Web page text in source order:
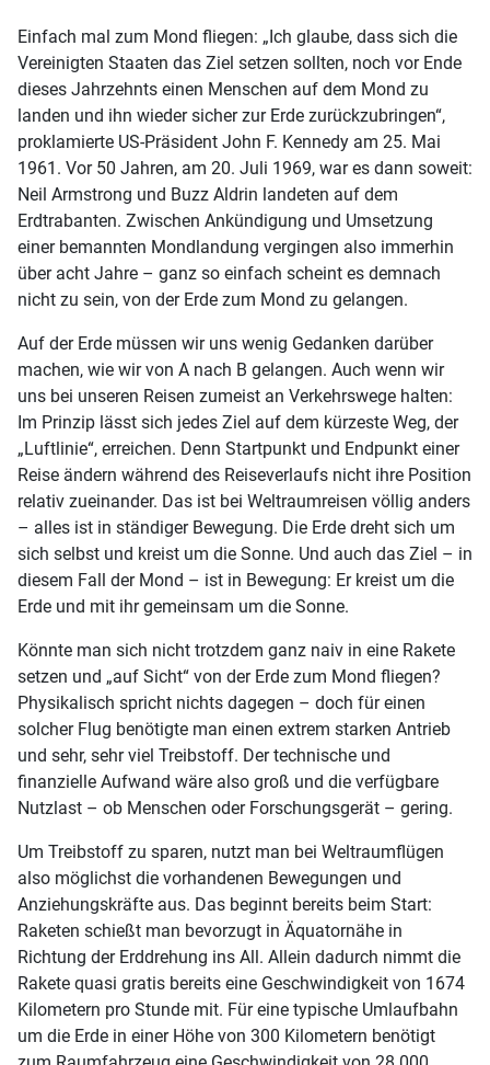
Einfach mal zum Mond fliegen: „Ich glaube, dass sich die
Vereinigten Staaten das Ziel setzen sollten, noch vor Ende
dieses Jahrzehnts einen Menschen auf dem Mond zu
landen und ihn wieder sicher zur Erde zurückzubringen“,
proklamierte US-Präsident John F. Kennedy am 25. Mai
1961. Vor 50 Jahren, am 20. Juli 1969, war es dann soweit:
Neil Armstrong und Buzz Aldrin landeten auf dem
Erdtrabanten. Zwischen Ankündigung und Umsetzung
einer bemannten Mondlandung vergingen also immerhin
über acht Jahre – ganz so einfach scheint es demnach
nicht zu sein, von der Erde zum Mond zu gelangen.
Auf der Erde müssen wir uns wenig Gedanken darüber
machen, wie wir von A nach B gelangen. Auch wenn wir
uns bei unseren Reisen zumeist an Verkehrswege halten:
Im Prinzip lässt sich jedes Ziel auf dem kürzeste Weg, der
„Luftlinie“, erreichen. Denn Startpunkt und Endpunkt einer
Reise ändern während des Reiseverlaufs nicht ihre Position
relativ zueinander. Das ist bei Weltraumreisen völlig anders
– alles ist in ständiger Bewegung. Die Erde dreht sich um
sich selbst und kreist um die Sonne. Und auch das Ziel – in
diesem Fall der Mond – ist in Bewegung: Er kreist um die
Erde und mit ihr gemeinsam um die Sonne.
Könnte man sich nicht trotzdem ganz naiv in eine Rakete
setzen und „auf Sicht“ von der Erde zum Mond fliegen?
Physikalisch spricht nichts dagegen – doch für einen
solcher Flug benötigte man einen extrem starken Antrieb
und sehr, sehr viel Treibstoff. Der technische und
finanzielle Aufwand wäre also groß und die verfügbare
Nutzlast – ob Menschen oder Forschungsgerät – gering.
Um Treibstoff zu sparen, nutzt man bei Weltraumflügen
also möglichst die vorhandenen Bewegungen und
Anziehungskräfte aus. Das beginnt bereits beim Start:
Raketen schießt man bevorzugt in Äquatornähe in
Richtung der Erddrehung ins All. Allein dadurch nimmt die
Rakete quasi gratis bereits eine Geschwindigkeit von 1674
Kilometern pro Stunde mit. Für eine typische Umlaufbahn
um die Erde in einer Höhe von 300 Kilometern benötigt